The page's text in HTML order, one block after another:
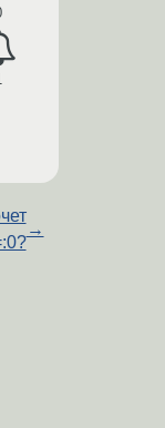
→